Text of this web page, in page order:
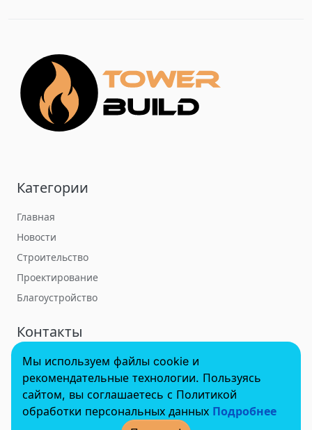
Категории
Главная
Новости
Строительство
Проектирование
Благоустройство
Контакты
towerbuildforum@yandex.ru
© 2022 - 2025 InvestSteel, Inc. Все права защищены.
Мы используем файлы cookie и
рекомендательные технологии. Пользуясь
сайтом, вы соглашаетесь с Политикой
обработки персональных данных Подробнее